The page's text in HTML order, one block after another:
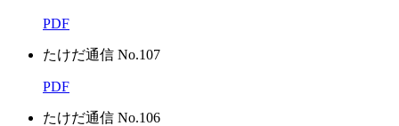
PDF
たけだ通信 No.107
PDF
たけだ通信 No.106